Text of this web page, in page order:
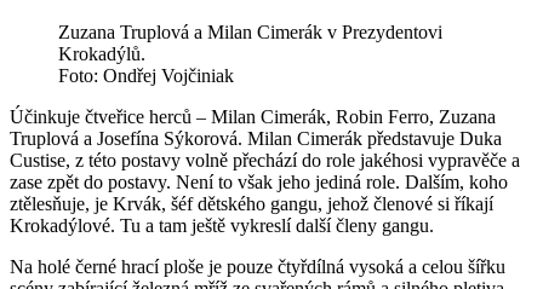
Zuzana Truplová a Milan Cimerák v Prezydentovi
Krokadýlů.
Foto: Ondřej Vojčiniak
Účinkuje čtveřice herců – Milan Cimerák, Robin Ferro, Zuzana
Truplová a Josefína Sýkorová. Milan Cimerák představuje Duka
Custise, z této postavy volně přechází do role jakéhosi vypravěče a
zase zpět do postavy. Není to však jeho jediná role. Dalším, koho
ztělesňuje, je Krvák, šéf dětského gangu, jehož členové si říkají
Krokadýlové. Tu a tam ještě vykreslí další členy gangu.
Na holé černé hrací ploše je pouze čtyřdílná vysoká a celou šířku